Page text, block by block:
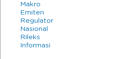
Makro
Emiten
Regulator
Nasional
Rileks
Informasi